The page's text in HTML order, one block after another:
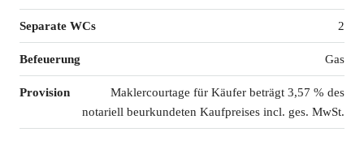
Separate WCs 2
Befeuerung Gas
Provision
Maklercourtage für Käufer beträgt 3,57 % des
notariell beurkundeten Kaufpreises incl. ges. MwSt.